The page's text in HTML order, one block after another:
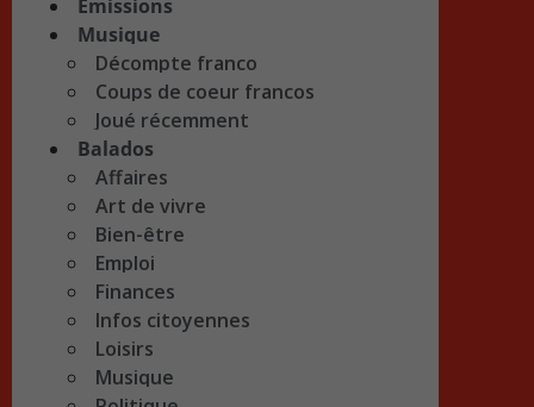
Émissions
Musique
Décompte franco
Coups de coeur francos
Joué récemment
Balados
Affaires
Art de vivre
Bien-être
Emploi
Finances
Infos citoyennes
Loisirs
Musique